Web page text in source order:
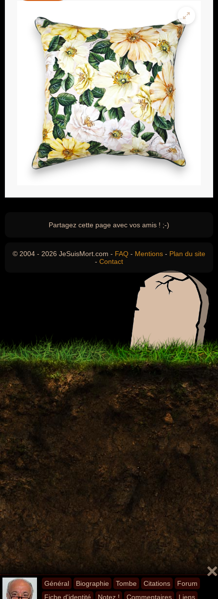
Général Biographie Tombe Citations
Forum
Fiche d'identité
Notez ! Commentaires Liens
Partagez cette page avec vos amis ! ;-)
© 2004 - 2026 JeSuisMort.com - FAQ - Mentions - Plan du site
- Contact